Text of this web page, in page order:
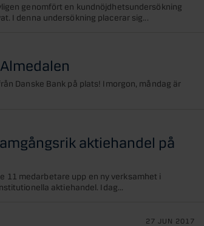
genomfört en kundnöjdhetsundersökning
I denna undersökning placerar sig...
Danske Bank på plats! Imorgon, måndag är
aktiehandel på
11 medarbetare upp en ny verksamhet i
aktiehandel. Idag...
27 JUN 2017